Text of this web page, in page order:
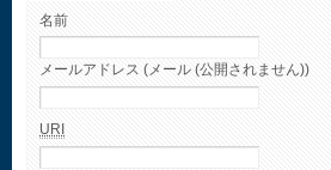
名前
メールアドレス (メール (公開されません))
URI